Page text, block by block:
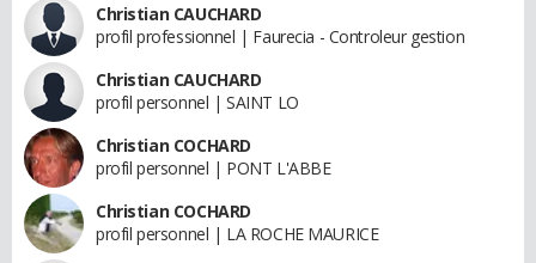
Christian CAUCHARD
profil professionnel | Faurecia - Controleur gestion
Christian CAUCHARD
profil personnel | SAINT LO
Christian COCHARD
profil personnel | PONT L'ABBE
Christian COCHARD
profil personnel | LA ROCHE MAURICE